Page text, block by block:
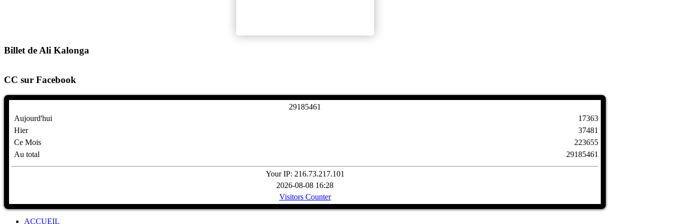
Billet de Ali Kalonga
CC sur Facebook
29185461
Aujourd'hui
Hier
Ce Mois
Au total
17363
37481
223655
29185461
Your IP: 216.73.217.101
2026-08-08 16:28
Visitors Counter
ACCUEIL